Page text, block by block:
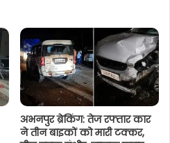
अभनपुर ब्रेकिंग: तेज रफ्तार कार
ने तीन बाइकों को मारी टक्कर,